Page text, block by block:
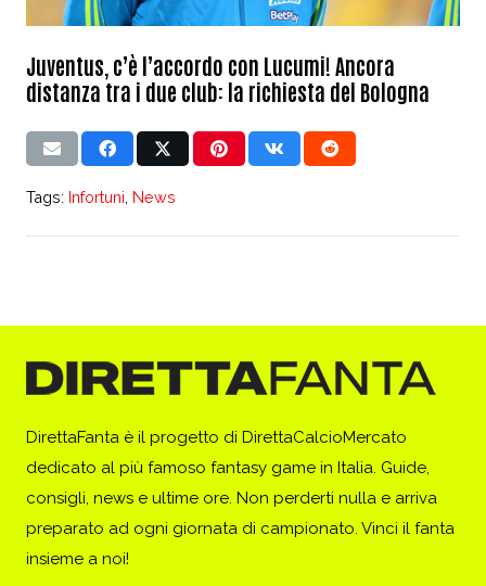
Juventus, c’è l’accordo con Lucumi! Ancora
distanza tra i due club: la richiesta del Bologna
Tags: Infortuni News
DirettaFanta è il progetto di DirettaCalcioMercato
dedicato al più famoso fantasy game in Italia. Guide,
consigli, news e ultime ore. Non perderti nulla e arriva
preparato ad ogni giornata di campionato. Vinci il fanta
insieme a noi!